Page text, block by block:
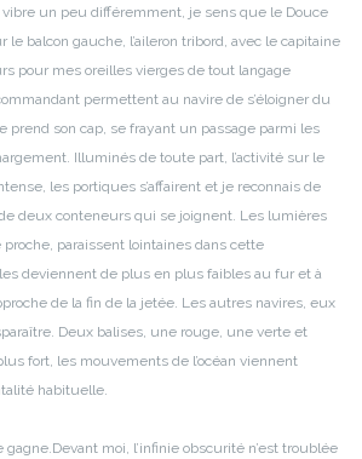
vibre un peu différemment, je sens que le Douce
le balcon gauche, l’aileron tribord, avec le capitaine
pour mes oreilles vierges de tout langage
permettent au navire de s’éloigner du
prend son cap, se frayant un passage parmi les
Illuminés de toute part, l’activité sur le
les portiques s’affairent et je reconnais de
deux conteneurs qui se joignent. Les lumières
paraissent lointaines dans cette
deviennent de plus en plus faibles au fur et à
de la fin de la jetée. Les autres navires, eux
Deux balises, une rouge, une verte et
fort, les mouvements de l’océan viennent
habituelle.
gagne.Devant moi, l’infinie obscurité n’est troublée